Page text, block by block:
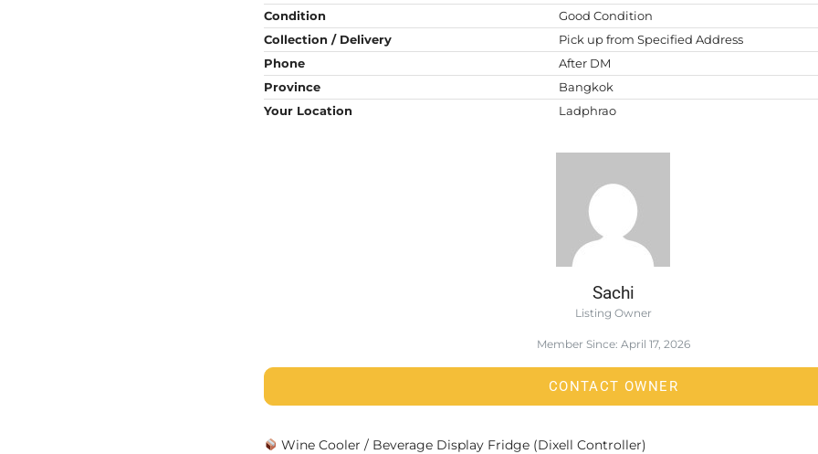
Condition
Good Condition
Collection / Delivery
Pick up from Specified Address
Phone
After DM
Province
Bangkok
Your Location
Ladphrao
Sachi
Listing Owner
Member Since: April 17, 2026
CONTACT OWNER
Wine Cooler / Beverage Display Fridge (Dixell Controller)